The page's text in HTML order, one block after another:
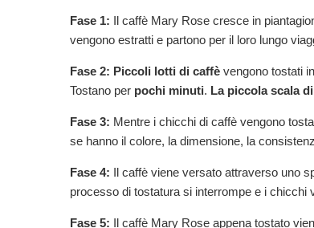
Fase 1: Il caffè Mary Rose cresce in
vengono estratti e partono per il loro lungo
Fase 2: Piccoli lotti di caffè vengono tostati in
Tostano per pochi minuti. La piccola scala
Fase 3: Mentre i chicchi di caffè vengono
se hanno il colore, la dimensione, la
Fase 4: Il caffè viene versato attraverso uno
processo di tostatura si interrompe e i chicchi
Fase 5: Il caffè Mary Rose appena tostato